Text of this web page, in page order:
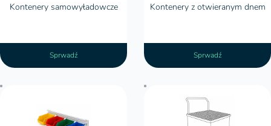
Kontenery samowyładowcze
Sprwadź
Kontenery z otwieranym dnem
Sprwadź
Mobilne wanny wychwytowe